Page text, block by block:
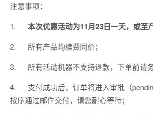
注意事项：
1. 本次优惠活动为11月23日一天，或至
2. 所有产品均续费同价；
3. 所有活动机器不支持退款，下单前请
4. 支付成功后，订单将进入审批（
按序通过邮件交付，请您耐心等待；